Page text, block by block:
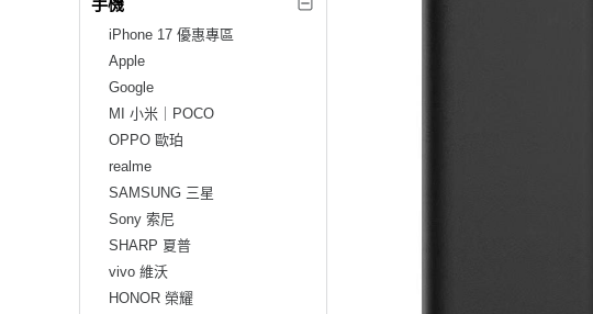
iPhone 17 優惠專區
Apple
Google
MI 小米｜POCO
OPPO 歐珀
realme
SAMSUNG 三星
Sony 索尼
SHARP 夏普
vivo 維沃
HONOR 榮耀